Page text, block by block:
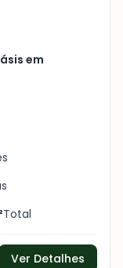
em
Total
Ver Detalhes